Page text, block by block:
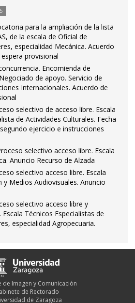
para la ampliación de la lista
de la escala de Oficial de
especialidad Mecánica. Acuerdo
provisional
Encomienda de
de apoyo. Servicio de
Internacionales. Acuerdo de
selectivo de acceso libre. Escala
de Actividades Culturales. Fecha
ejercicio e instrucciones
selectivo acceso libre. Escala
Anuncio Recurso de Alzada
selectivo acceso libre. Escala
y Medios Audiovisuales. Anuncio
selectivo acceso libre y
Técnicos Especialistas de
especialidad Agropecuaria.
de Imagen y Comunicación
de Rectorado
de Zaragoza